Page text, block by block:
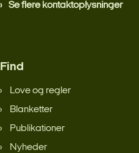
Se flere kontaktoplysninger
Find
Love og regler
Blanketter
Publikationer
Nyheder